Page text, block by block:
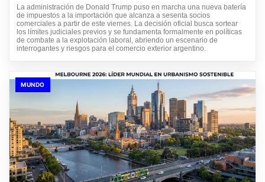
La administración de Donald Trump puso en marcha una nueva batería
de impuestos a la importación que alcanza a sesenta socios
comerciales a partir de este viernes. La decisión oficial busca sortear
los límites judiciales previos y se fundamenta formalmente en políticas
de combate a la explotación laboral, abriendo un escenario de
interrogantes y riesgos para el comercio exterior argentino.
MUNDO